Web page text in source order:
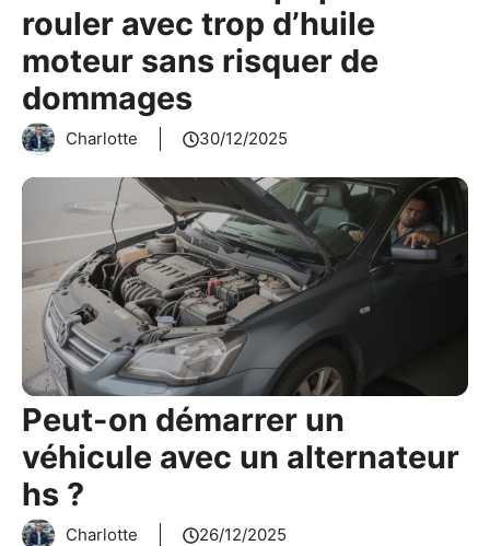
rouler avec trop d’huile
moteur sans risquer de
dommages
Charlotte 30/12/2025
Peut-on démarrer un
véhicule avec un alternateur
hs ?
Charlotte 26/12/2025